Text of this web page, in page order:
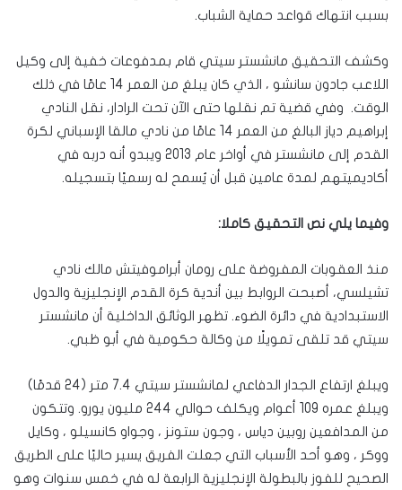
بسبب انتهاك قواعد حماية الشباب.
وكشف التحقيق مانشستر سيتي قام بمدفوعات خفية إلى وكيل
اللاعب جادون سانشو ، الذي كان يبلغ من العمر 14 عامًا في ذلك
الوقت. وفي قضية تم نقلها حتى الآن تحت الرادار، نقل النادي
إبراهيم دياز البالغ من العمر 14 عامًا من نادي مالقا الإسباني لكرة
القدم إلى مانشستر في أواخر عام 2013 ويبدو أنه دربه في
أكاديميتهم لمدة عامين قبل أن يُسمح له رسميًا بتسجيله.
وفيما يلي نص التحقيق كاملا:
منذ العقوبات المفروضة على رومان أبراموفيتش مالك نادي
تشيلسي، أصبحت الروابط بين أندية كرة القدم الإنجليزية والدول
الاستبدادية في دائرة الضوء. تظهر الوثائق الداخلية أن مانشستر
سيتي قد تلقى تمويلًا من وكالة حكومية في أبو ظبي.
ويبلغ ارتفاع الجدار الدفاعي لمانشستر سيتي 7.4 متر (24 قدمًا)
ويبلغ عمره 109 أعوام ويكلف حوالي 244 مليون يورو. وتتكون
من المدافعين روبين دياس ، وجون ستونز ، وجواو كانسيلو ، وكايل
ووكر ، وهو أحد الأسباب التي جعلت الفريق يسير حاليًا على الطريق
الصحيح للفوز بالبطولة الإنجليزية الرابعة له في خمس سنوات وهو